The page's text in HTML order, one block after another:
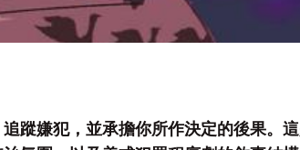
蹤嫌犯，並承擔你所作決定的後果。